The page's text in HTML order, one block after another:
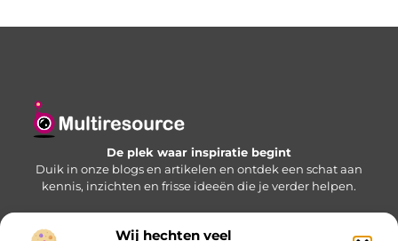
Wij hechten veel
De plek waar inspiratie begint
Duik in onze blogs en artikelen en ontdek een schat aan
kennis, inzichten en frisse ideeën die je verder helpen.